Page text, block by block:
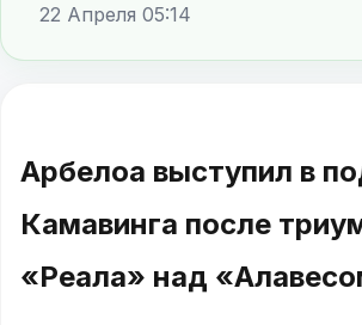
22 Апреля 05:14
Арбелоа выступил в
Камавинга после
«Реала» над